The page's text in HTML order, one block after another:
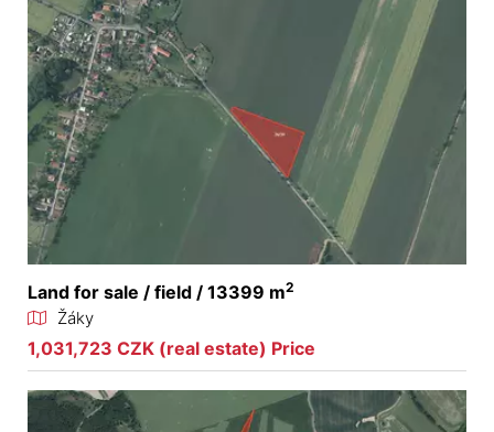
Land for sale / field / 13399 m2
Žáky
1,031,723 CZK (real estate) Price